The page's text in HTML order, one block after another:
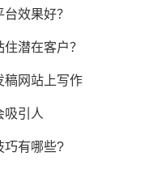
效果好？
潜在客户？
稿网站上写作
吸引人
巧有哪些?